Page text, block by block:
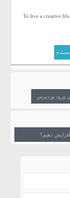
To live a creative
ورود وردپرس
دهیم؟